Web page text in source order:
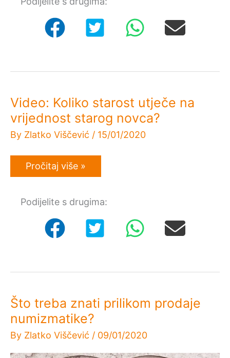
i
Video: Koliko starost utječe na
vrijednost starog novca?
By Zlatko Viščević / 15/01/2020
Video:
Koliko
na
starog
novca?
Pročitaj više »
Podijelite s drugima:
Što treba znati prilikom prodaje
numizmatike?
By Zlatko Viščević / 09/01/2020